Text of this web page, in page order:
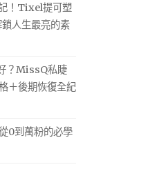
！Tixel提可塑
人生最亮的素
？MissQ私睫
＋後期恢復全紀
0到萬粉的必學